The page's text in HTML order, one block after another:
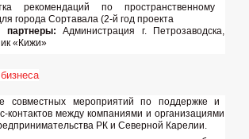
рекомендаций по пространственному
города Сортавала (2-й год проекта
партнеры:
Администрация г. Петрозаводска,
«Кижи»
совместных мероприятий по поддержке и
контактов между компаниями и организациями
РК и Северной Карелии.